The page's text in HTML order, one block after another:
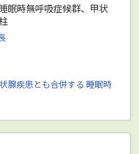
眠時無呼吸症候群、甲状
腺疾患とも合併する 睡眠時